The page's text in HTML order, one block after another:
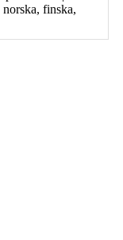
finska,